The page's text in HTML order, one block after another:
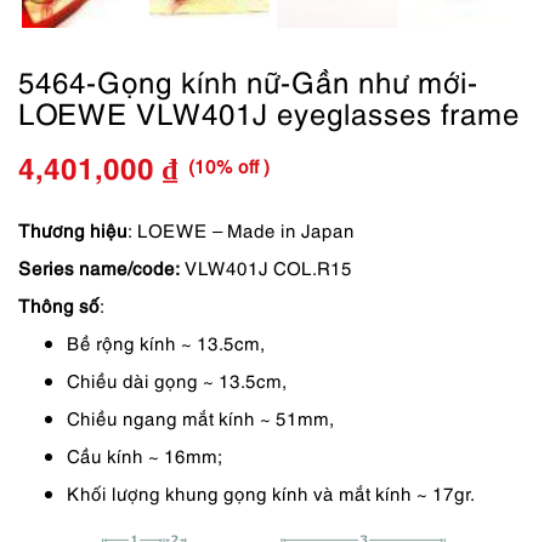
5464-Gọng kính nữ-Gần như mới-
LOEWE VLW401J eyeglasses frame
Giá
gốc
là:
4,401,000 ₫
Giá
hiện
tại
4,401,000 ₫.
(10% off )
Thương hiệu: LOEWE – Made in Japan
Series name/code: VLW401J COL.R15
Thông số:
Bề rộng kính ~ 13.5cm,
Chiều dài gọng ~ 13.5cm,
Chiều ngang mắt kính ~ 51mm,
Cầu kính ~ 16mm;
Khối lượng khung gọng kính và mắt kính ~ 17gr.